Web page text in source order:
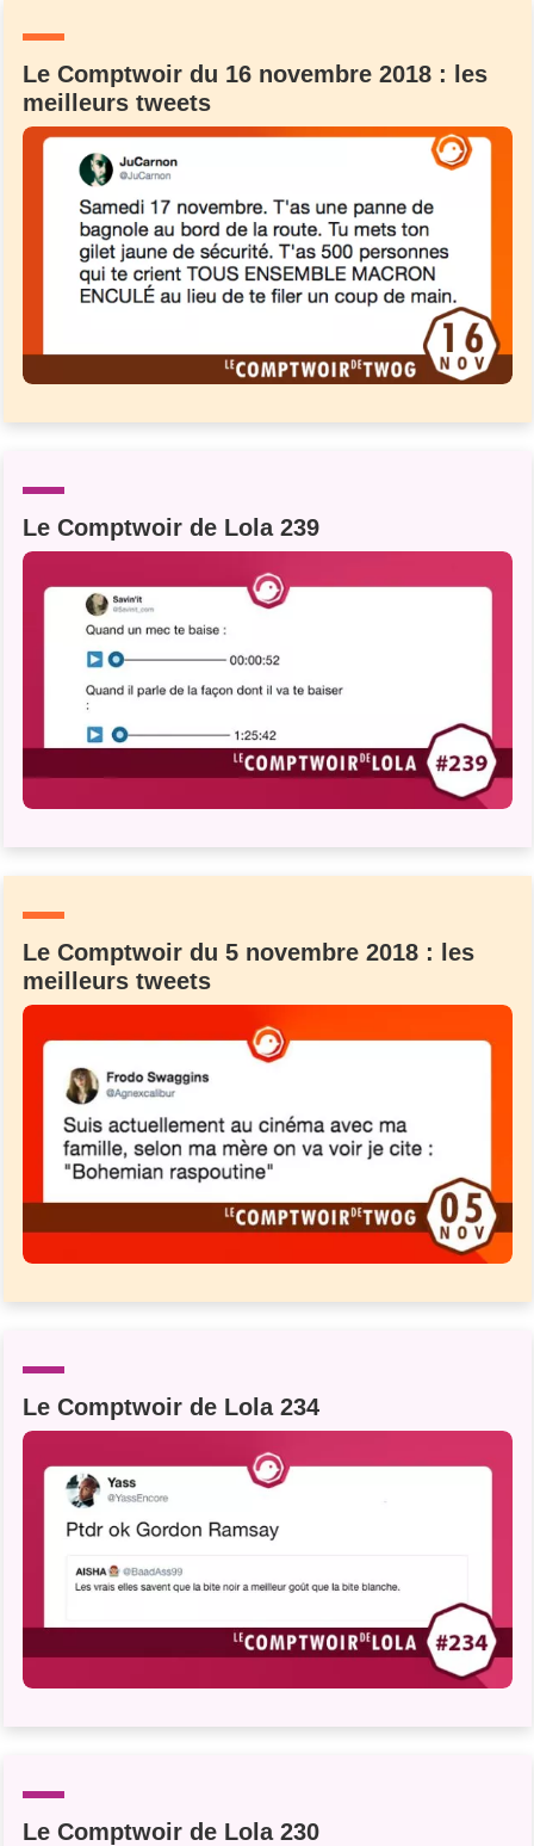
Le Comptwoir du 16 novembre 2018 : les
meilleurs tweets
Le Comptwoir de Lola 239
Le Comptwoir du 5 novembre 2018 : les
meilleurs tweets
Le Comptwoir de Lola 234
Le Comptwoir de Lola 230
Un Thread
C'EST PARTI